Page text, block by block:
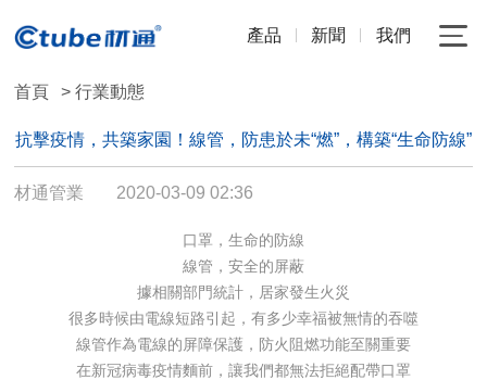
產品 新聞 我們
首頁 > 行業動態
抗擊疫情，共築家園！線管，防患於未“燃”，構築“生命防線”
材通管業 2020-03-09 02:36
口罩，生命的防線
線管，安全的屏蔽
據相關部門統計，居家發生火災
很多時候由電線短路引起，有多少幸福被無情的吞噬
線管作為電線的屏障保護，防火阻燃功能至關重要
在新冠病毒疫情麵前， 讓我們都無法拒絕配帶口罩